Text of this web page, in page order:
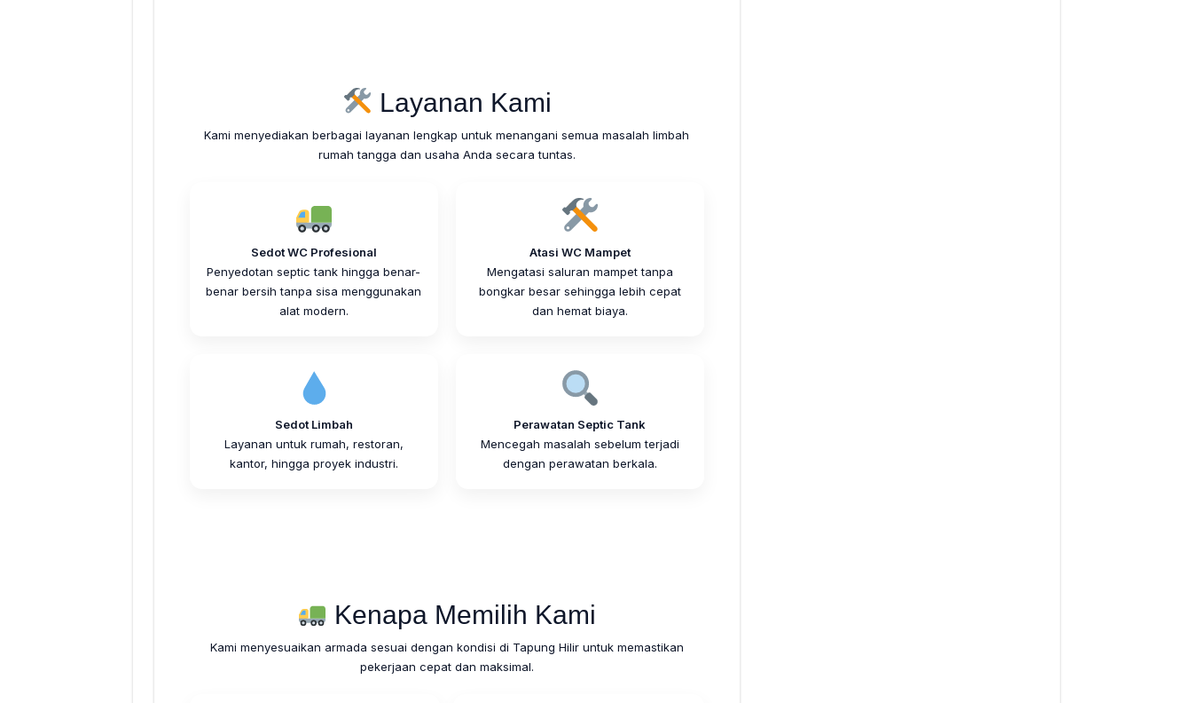
Layanan Kami
Kami menyediakan berbagai layanan lengkap untuk menangani semua masalah limbah
rumah tangga dan usaha Anda secara tuntas.
Sedot WC Profesional
Penyedotan septic tank hingga benar-
benar bersih tanpa sisa menggunakan
alat modern.
Atasi WC Mampet
Mengatasi saluran mampet tanpa
bongkar besar sehingga lebih cepat
dan hemat biaya.
Sedot Limbah
Layanan untuk rumah, restoran,
kantor, hingga proyek industri.
Perawatan Septic Tank
Mencegah masalah sebelum terjadi
dengan perawatan berkala.
Kenapa Memilih Kami
Kami menyesuaikan armada sesuai dengan kondisi di Tapung Hilir untuk memastikan
pekerjaan cepat dan maksimal.